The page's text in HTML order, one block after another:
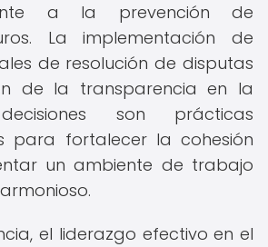
a la prevención de
La implementación de
de resolución de disputas
de la transparencia en la
son prácticas
para fortalecer la cohesión
un ambiente de trabajo
el liderazgo efectivo en el